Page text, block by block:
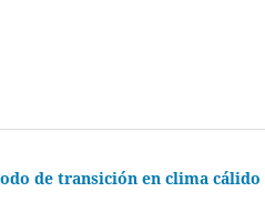
de transición en clima cálido